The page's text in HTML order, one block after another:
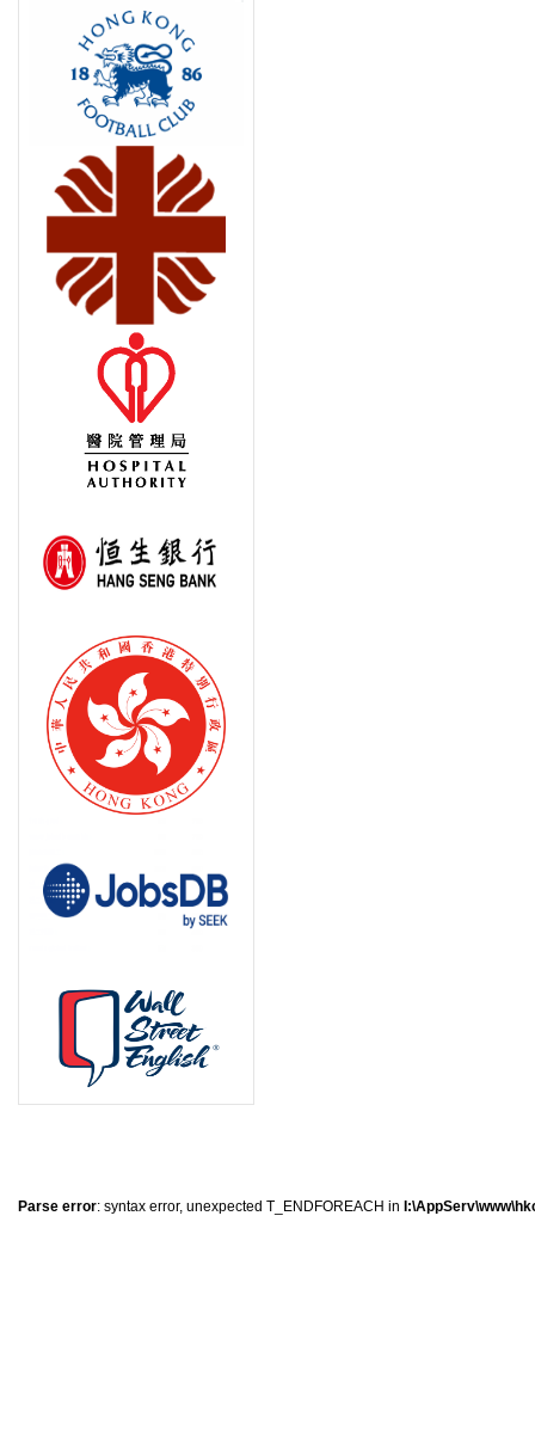
Parse error: syntax error, unexpected T_ENDFOREACH in